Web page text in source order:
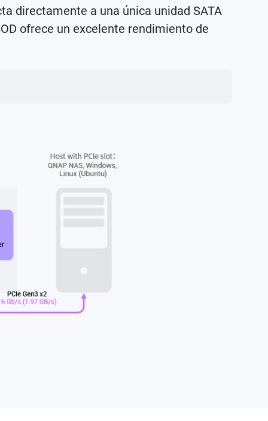
directamente a una única unidad SATA
ofrece un excelente rendimiento de